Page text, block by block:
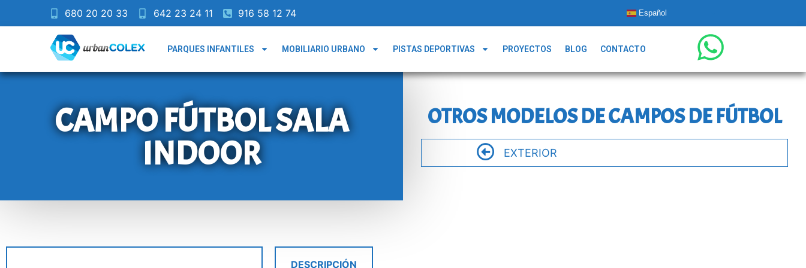
680 20 20 33 642 23 24 11 916 58 12 74 Español
PARQUES INFANTILES MOBILIARIO URBANO PISTAS DEPORTIVAS PROYECTOS BLOG CONTACTO
CAMPO FÚTBOL SALA
INDOOR
OTROS MODELOS DE CAMPOS DE FÚTBOL
EXTERIOR
DESCRIPCIÓN